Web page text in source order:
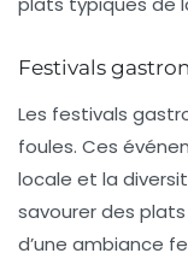
Festivals
Les festivals
foules. Ces
locale et la
savourer des
d’une ambiance